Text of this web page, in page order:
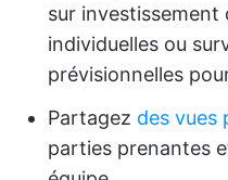
sur investissement
individuelles ou
prévisionnelles
Partagez des vues
parties prenantes